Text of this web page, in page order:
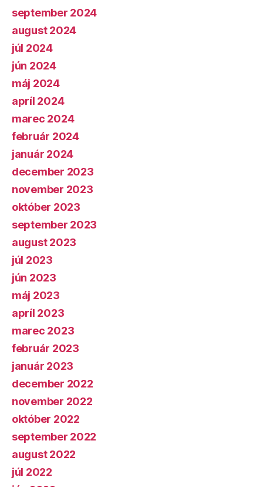
september 2024
august 2024
júl 2024
jún 2024
máj 2024
apríl 2024
marec 2024
február 2024
január 2024
december 2023
november 2023
október 2023
september 2023
august 2023
júl 2023
jún 2023
máj 2023
apríl 2023
marec 2023
február 2023
január 2023
december 2022
november 2022
október 2022
september 2022
august 2022
júl 2022